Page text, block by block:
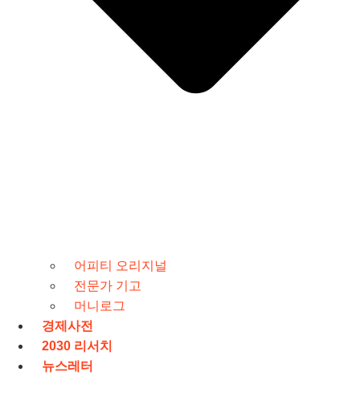
어피티 오리지널
전문가 기고
머니로그
경제사전
2030 리서치
뉴스레터